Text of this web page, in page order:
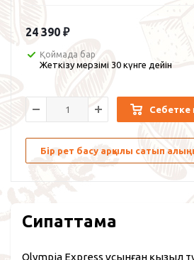
24 390 ₽
Қоймада бар
Жеткізу мерзімі 30 күнге дейін
Себетке
Бір рет басу арқылы сатып
Сипаттама
Olympia Express ұсынған қызыл